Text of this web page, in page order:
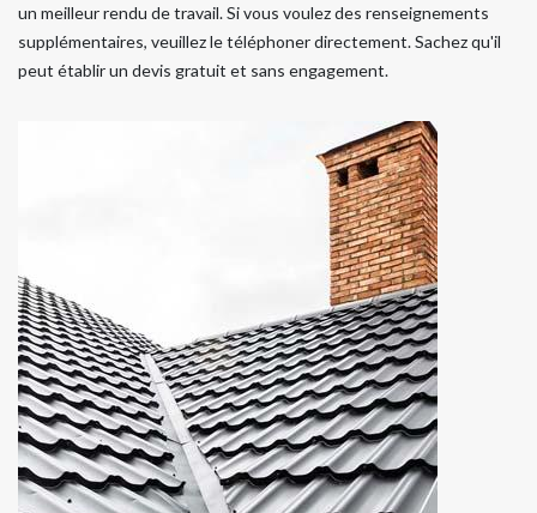
un meilleur rendu de travail. Si vous voulez des renseignements
supplémentaires, veuillez le téléphoner directement. Sachez qu'il
peut établir un devis gratuit et sans engagement.